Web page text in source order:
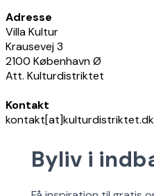
Adresse
Villa Kultur
Krausevej 3
2100 København Ø
Att. Kulturdistriktet
Kontakt
kontakt[at]kulturdistriktet.dk
Byliv i